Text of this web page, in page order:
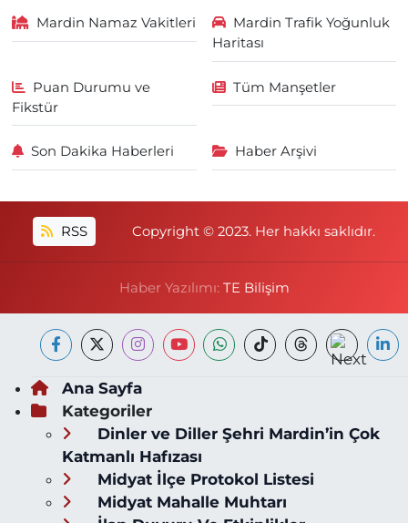
Mardin Namaz Vakitleri
Mardin Trafik Yoğunluk
Haritası
Puan Durumu ve
Fikstür
Tüm Manşetler
Son Dakika Haberleri Haber Arşivi
RSS Copyright © 2023. Her hakkı saklıdır.
Haber Yazılımı: TE Bilişim
Ana Sayfa
Kategoriler
Dinler ve Diller Şehri Mardin’in Çok
Katmanlı Hafızası
Midyat İlçe Protokol Listesi
Midyat Mahalle Muhtarı